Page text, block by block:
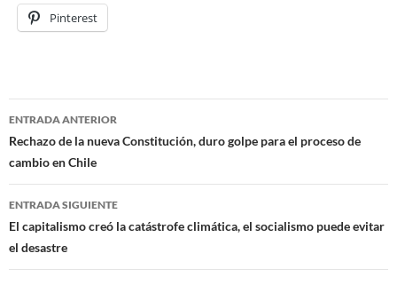
Pinterest
Navegación
de
entradas
ENTRADA ANTERIOR
Rechazo de la nueva Constitución, duro golpe para el proceso de
cambio en Chile
ENTRADA SIGUIENTE
El capitalismo creó la catástrofe climática, el socialismo puede evitar
el desastre